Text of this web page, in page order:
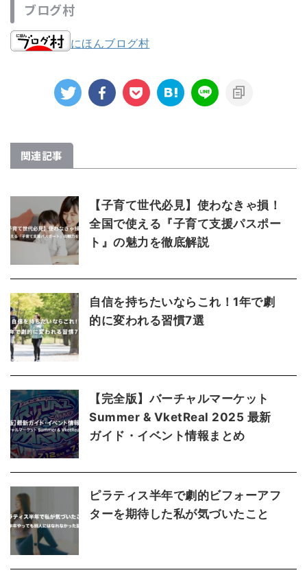
ブログ村
にほんブログ村
関連記事
【子育て世代必見】使わなきゃ損！
全国で使える『子育て支援パスポー
ト』の魅力を徹底解説
自信を持ちたいならこれ！1年で劇
的に変われる習慣7選
【完全版】バーチャルマーケット
Summer & VketReal 2025 最新
ガイド・イベント情報まとめ
ピラティス半年で劇的ビフォーアフ
ターを期待した私が気づいたこと